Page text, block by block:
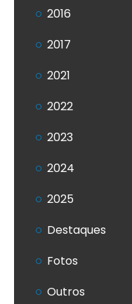
2016
2017
2021
2022
2023
2024
2025
Destaques
Fotos
Outros